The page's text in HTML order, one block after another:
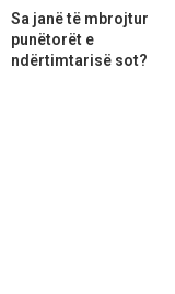
Sa janë të mbrojtur
punëtorët e
ndërtimtarisë sot?